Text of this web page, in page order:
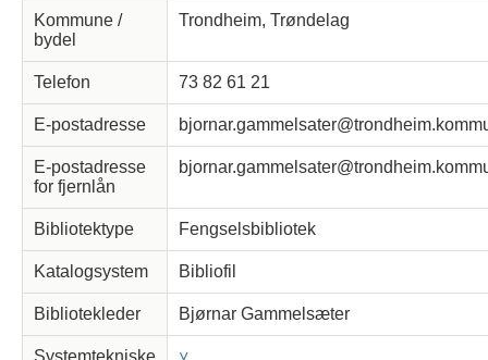
Kommune /
bydel
Trondheim, Trøndelag
Telefon 73 82 61 21
E-postadresse
E-postadresse
for fjernlån
Bibliotektype Fengselsbibliotek
Katalogsystem Bibliofil
Bibliotekleder Bjørnar Gammelsæter
Systemtekniske ˅